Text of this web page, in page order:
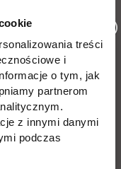
treści
i
o tym, jak
partnerom
z innymi danymi
podczas